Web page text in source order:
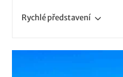
Rychlépředstavení